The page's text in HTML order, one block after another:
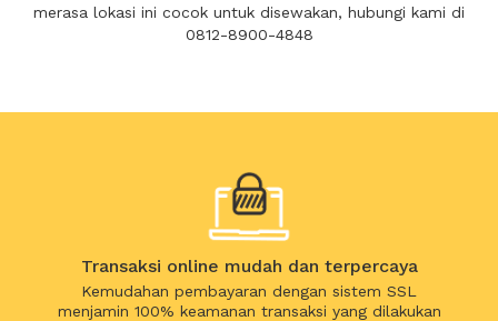
merasa lokasi ini cocok untuk disewakan, hubungi kami di
0812-8900-4848
Transaksi online mudah dan terpercaya
Kemudahan pembayaran dengan sistem SSL
menjamin 100% keamanan transaksi yang dilakukan